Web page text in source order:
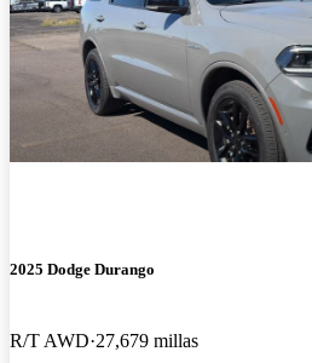
2025 Dodge Durango
R/T AWD 27,679 millas